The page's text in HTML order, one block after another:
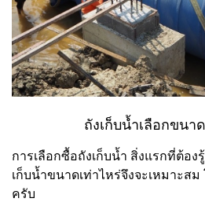
ถังเก็บน้ำเลือกขนา
การเลือกซื้อถังเก็บน้ำ สิ่งแรกที่ต้อง
เก็บน้ำขนาดเท่าไหร่จึงจะเหมาะ
ครับ